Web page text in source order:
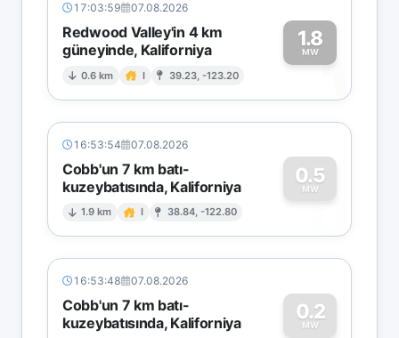
17:03:59 07.08.2026
Redwood Valley'in 4 km
güneyinde, Kaliforniya
0.6 km I 39.23, -123.20
1.8
MW1
16:53:54 07.08.2026
Cobb'un 7 km batı-
kuzeybatısında, Kaliforniya
1.9 km I 38.84, -122.80
0.5
MW
0
16:53:48 07.08.2026
Cobb'un 7 km batı-
kuzeybatısında, Kaliforniya
0.2
MW